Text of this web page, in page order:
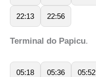
22:13 22:56
Terminal do Papicu.
05:18 05:36 05:52